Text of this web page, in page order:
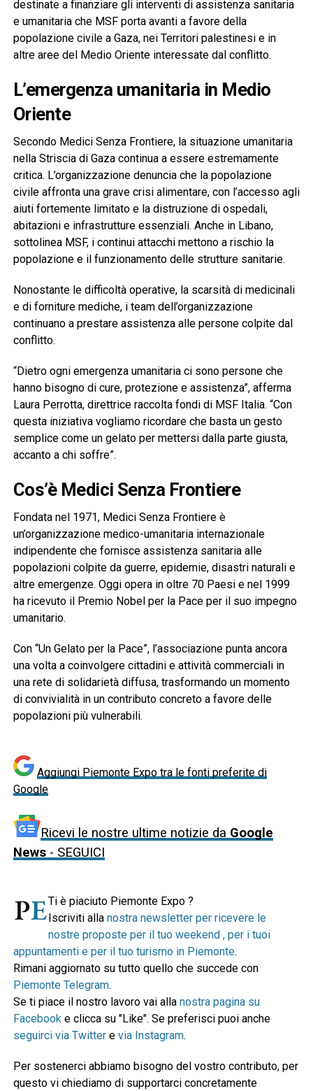
destinate a finanziare gli interventi di assistenza sanitaria
e umanitaria che MSF porta avanti a favore della
popolazione civile a Gaza, nei Territori palestinesi e in
altre aree del Medio Oriente interessate dal conflitto.
L’emergenza umanitaria in Medio
Oriente
Secondo Medici Senza Frontiere, la situazione umanitaria
nella Striscia di Gaza continua a essere estremamente
critica. L’organizzazione denuncia che la popolazione
civile affronta una grave crisi alimentare, con l’accesso agli
aiuti fortemente limitato e la distruzione di ospedali,
abitazioni e infrastrutture essenziali. Anche in Libano,
sottolinea MSF, i continui attacchi mettono a rischio la
popolazione e il funzionamento delle strutture sanitarie.
Nonostante le difficoltà operative, la scarsità di medicinali
e di forniture mediche, i team dell’organizzazione
continuano a prestare assistenza alle persone colpite dal
conflitto.
“Dietro ogni emergenza umanitaria ci sono persone che
hanno bisogno di cure, protezione e assistenza”, afferma
Laura Perrotta, direttrice raccolta fondi di MSF Italia. “Con
questa iniziativa vogliamo ricordare che basta un gesto
semplice come un gelato per mettersi dalla parte giusta,
accanto a chi soffre”.
Cos’è Medici Senza Frontiere
Fondata nel 1971, Medici Senza Frontiere è
un’organizzazione medico-umanitaria internazionale
indipendente che fornisce assistenza sanitaria alle
popolazioni colpite da guerre, epidemie, disastri naturali e
altre emergenze. Oggi opera in oltre 70 Paesi e nel 1999
ha ricevuto il Premio Nobel per la Pace per il suo impegno
umanitario.
Con “Un Gelato per la Pace”, l’associazione punta ancora
una volta a coinvolgere cittadini e attività commerciali in
una rete di solidarietà diffusa, trasformando un momento
di convivialità in un contributo concreto a favore delle
popolazioni più vulnerabili.
Aggiungi Piemonte Expo tra le fonti preferite di
Google
Ricevi le nostre ultime notizie da Google
News- SEGUICI
Ti è piaciuto Piemonte Expo ?
Iscriviti alla nostra newsletter per ricevere le
nostre proposte per il tuo weekend , per i tuoi
appuntamenti e per il tuo turismo in Piemonte.
Rimani aggiornato su tutto quello che succede con
Piemonte Telegram.
Se ti piace il nostro lavoro vai alla nostra pagina su
Facebooke clicca su "Like". Se preferisci puoi anche
seguirci via Twittere via Instagram.
Per sostenerci abbiamo bisogno del vostro contributo, per
questo vi chiediamo di supportarci concretamente